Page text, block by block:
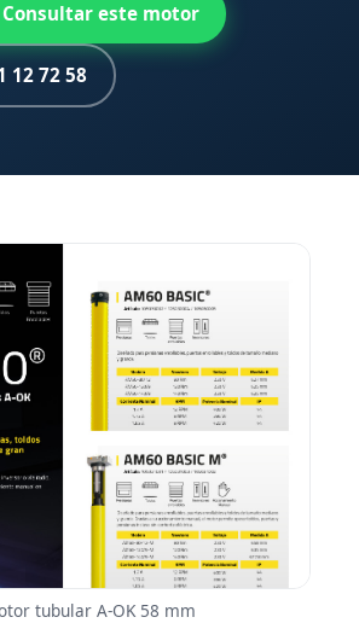
Consultar este motor
12 72 58
tubular A-OK 58 mm